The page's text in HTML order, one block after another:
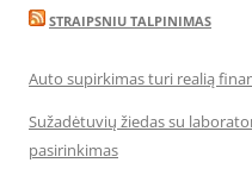
STRAIPSNIU TALPINIMAS
Auto supirkimas turi realią
Sužadėtuvių žiedas su
pasirinkimas